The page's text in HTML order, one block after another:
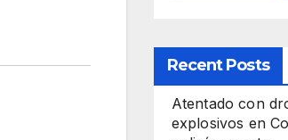
Recent Posts
Atentado con
explosivos en